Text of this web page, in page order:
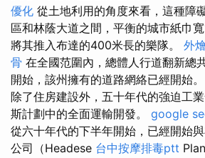
優化 從土地利用的角度來看，這種障
區和林蔭大道之間，平衡的城市紙巾
將其推入布達的400米長的樂隊。 外
骨 在全國范圍內，總體人行道翻新總
開始，該州擁有的道路網絡已經開始。
除了住房建設外，五十年代的強迫工
斯計劃中的全面運輸開發。 google
從六十年代的下半年開始，已經開始
公司（Headese 台中按摩排毒ptt